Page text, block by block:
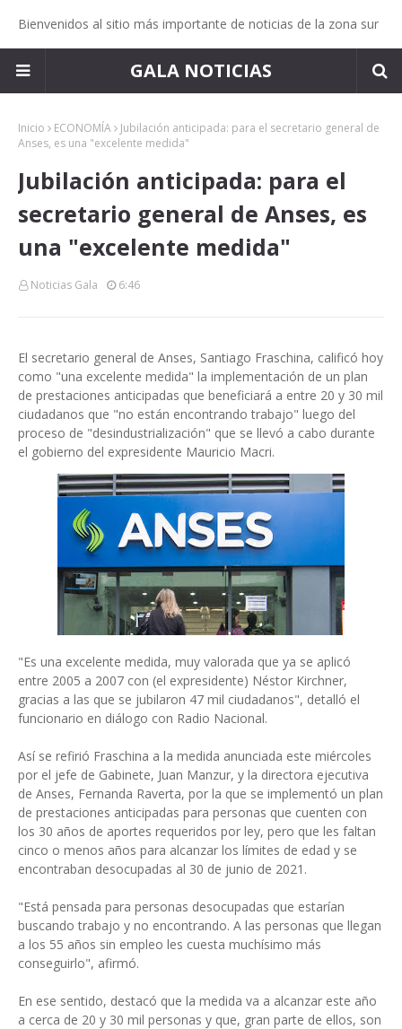
Bienvenidos al sitio más importante de noticias de la zona sur
GALA NOTICIAS
Inicio ECONOMÍA
Jubilación anticipada: para el secretario general de
Anses, es una "excelente medida"
Jubilación anticipada: para el
secretario general de Anses, es
una "excelente medida"
Noticias Gala 6:46
El secretario general de Anses, Santiago Fraschina, calificó hoy
como "una excelente medida" la implementación de un plan
de prestaciones anticipadas que beneficiará a entre 20 y 30 mil
ciudadanos que "no están encontrando trabajo" luego del
proceso de "desindustrialización" que se llevó a cabo durante
el gobierno del expresidente Mauricio Macri.
"Es una excelente medida, muy valorada que ya se aplicó
entre 2005 a 2007 con (el expresidente) Néstor Kirchner,
gracias a las que se jubilaron 47 mil ciudadanos", detalló el
funcionario en diálogo con Radio Nacional.
Así se refirió Fraschina a la medida anunciada este miércoles
por el jefe de Gabinete, Juan Manzur, y la directora ejecutiva
de Anses, Fernanda Raverta, por la que se implementó un plan
de prestaciones anticipadas para personas que cuenten con
los 30 años de aportes requeridos por ley, pero que les faltan
cinco o menos años para alcanzar los límites de edad y se
encontraban desocupadas al 30 de junio de 2021.
"Está pensada para personas desocupadas que estarían
buscando trabajo y no encontrando. A las personas que llegan
a los 55 años sin empleo les cuesta muchísimo más
conseguirlo", afirmó.
En ese sentido, destacó que la medida va a alcanzar este año
a cerca de 20 y 30 mil personas y que, gran parte de ellos, son